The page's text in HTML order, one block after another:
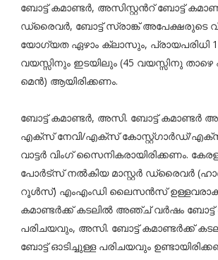
ബോട്ട് കമാണ്ടർ, അസിസ്റ്റൻറ് ബോട്ട്
ഡ്രൈവർ, ബോട്ട് സ്രാങ്ക് അപേക്ഷരുടെ
യോഗ്യത ഏഴാം ക്ലാസും, പ്രായപരിധി
വയസ്സിനും ഇടയിലും (45 വയസ്സിനു
മെൻ) ആയിരിക്കണം.
ബോട്ട് കമാണ്ടർ, അസി. ബോട്ട് കമാണ്ടർ
എക്സ് നേവി/എക്സ് കോസ്റ്റ്ഗാർഡ്/
വാട്ടർ വിംഗ് സൈനികരായിരിക്കണം.
പോർട്സ് നൽകിയ മാസ്റ്റർ ഡ്രൈവർ
റൂൾസ്) എംഎംഡി ലൈസൻസ്
കമാണ്ടർക്ക് കടലിൽ അഞ്ച് വർഷം ബോട്ട്
പരിചയവും, അസി. ബോട്ട് കമാണ്ടർക്ക്
ബോട്ട് ഓടിച്ചുള്ള പരിചയവും